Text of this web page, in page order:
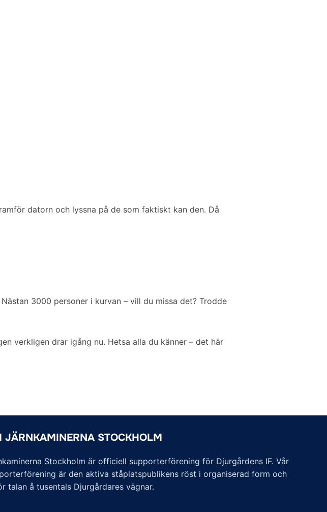
datorn och lyssna på de som faktiskt kan den. Då
3000 personer i kurvan – vill du missa det? Trodde
verkligen drar igång nu. Hetsa alla du känner – det här
JÄRNKAMINERNA STOCKHOLM
Stockholm är officiell supporterförening för Djurgårdens IF. Vår
är den aktiva ståplatspublikens röst i organiserad form och
talan å tusentals Djurgårdares vägnar.